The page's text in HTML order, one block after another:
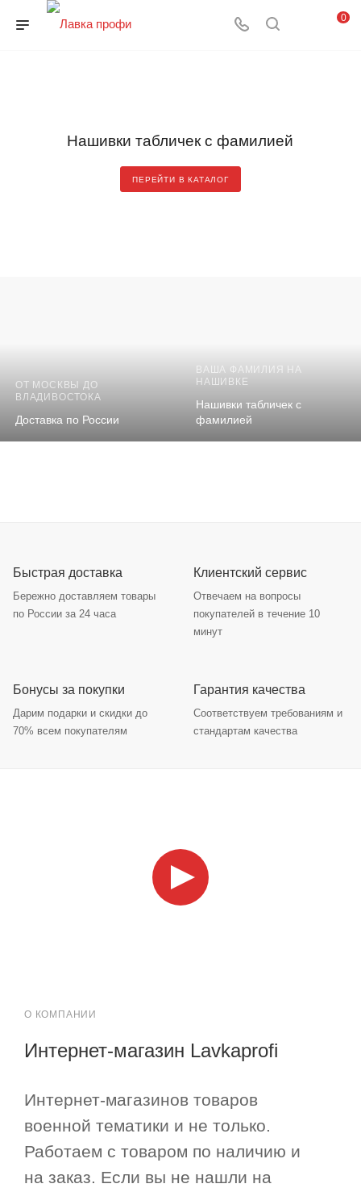
0
Нашивки табличек с фамилией
ПЕРЕЙТИ В КАТАЛОГ
ОТ МОСКВЫ ДО
ВЛАДИВОСТОКА
Доставка по России
ВАША ФАМИЛИЯ НА
НАШИВКЕ
Нашивки табличек с
фамилией
Быстрая доставка
Бережно доставляем товары
по России за 24 часа
Клиентский сервис
Отвечаем на вопросы
покупателей в течение 10
минут
Бонусы за покупки
Дарим подарки и скидки до
70% всем покупателям
Гарантия качества
Соответствуем требованиям и
стандартам качества
О КОМПАНИИ
Интернет-магазин Lavkaprofi
Интернет-магазинов товаров
военной тематики и не только.
Работаем с товаром по наличию и
на заказ. Если вы не нашли на